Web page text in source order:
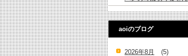
aoiのブログ
2026年8月
(5)